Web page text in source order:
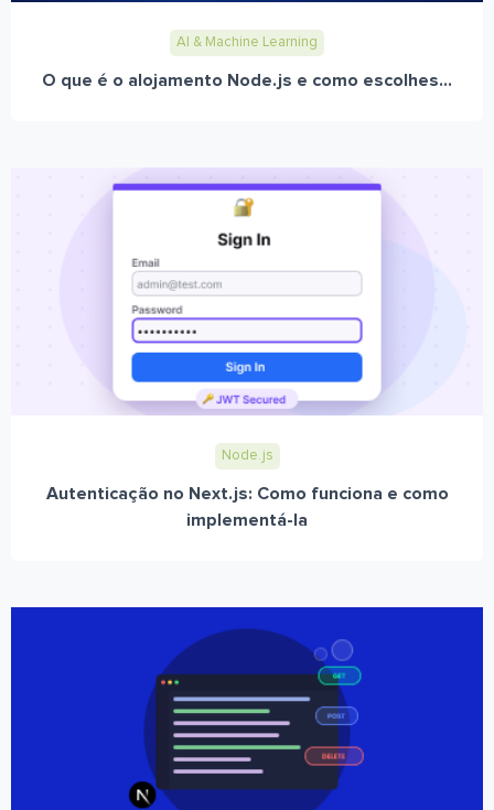
AI & Machine Learning
O que é o alojamento Node.js e como escolhes...
Node.js
Autenticação no Next.js: Como funciona e como
implementá-la